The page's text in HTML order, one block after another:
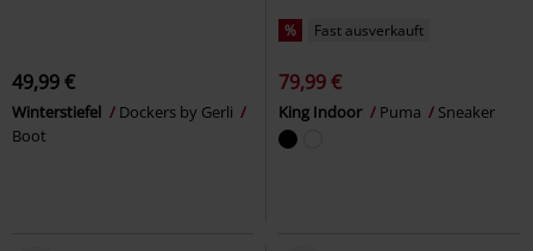
49,99 €
Winterstiefel
Dockers by Gerli
Boot
% Fast ausverkauft
79,99 €
King Indoor Puma Sneaker